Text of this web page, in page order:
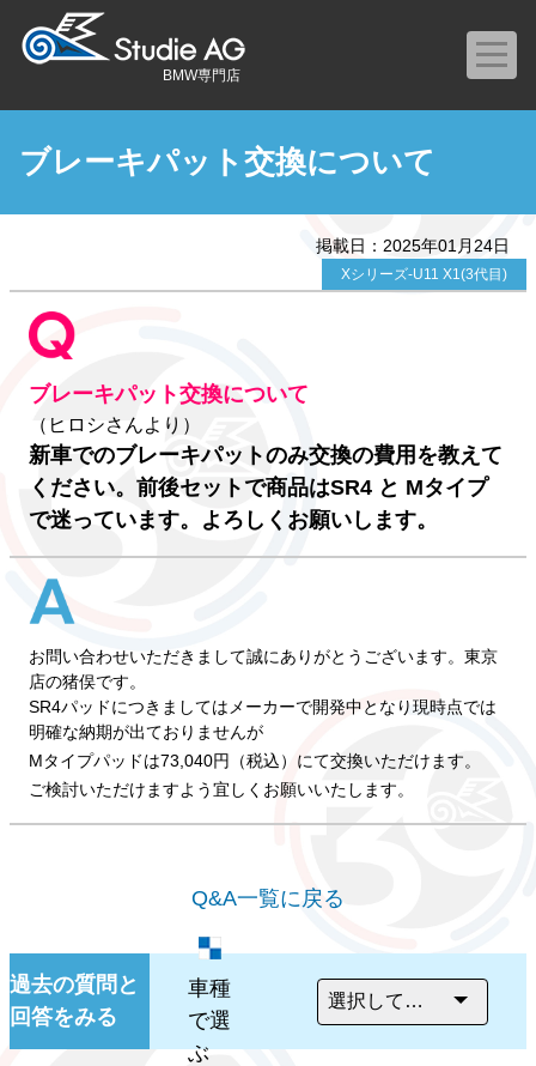
BMW専門店
ブレーキパット交換について
掲載日：2025年01月24日
Xシリーズ-U11 X1(3代目)
ブレーキパット交換について
（ヒロシさんより）
新車でのブレーキパットのみ交換の費用を教えて
ください。前後セットで商品はSR4 と Mタイプ
で迷っています。よろしくお願いします。
お問い合わせいただきまして誠にありがとうございます。東京
店の猪俣です。
SR4パッドにつきましてはメーカーで開発中となり現時点では
明確な納期が出ておりませんが
Mタイプパッドは73,040円（税込）にて交換いただけます。
ご検討いただけますよう宜しくお願いいたします。
Q&A一覧に戻る
過去の質問と
回答をみる
車種
で選
ぶ